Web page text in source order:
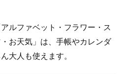
ルファベット・フラワー・ス
お天気」は、手帳やカレンダ
大人も使えます。